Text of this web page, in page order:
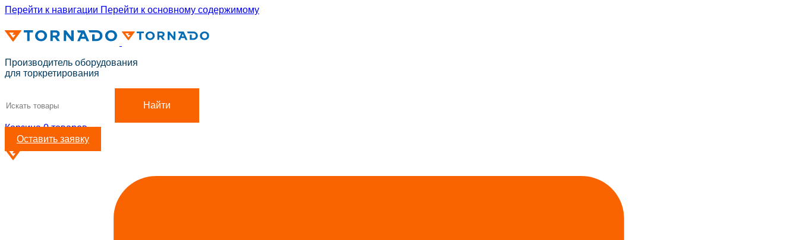
Перейти к навигации Перейти к основному содержимому
Производитель оборудования
для торкретирования
Найти
Корзина0товаров
Оставить заявку